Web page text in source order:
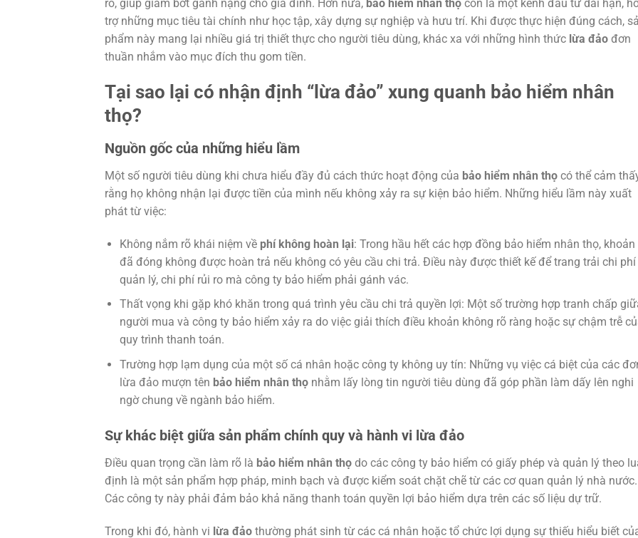
ro, giúp giảm bớt gánh nặng cho gia đình. Hơn nữa, bảo hiểm nhân thọ còn là một kênh đầu tư dài hạn,
trợ những mục tiêu tài chính như học tập, xây dựng sự nghiệp và hưu trí. Khi được thực hiện đúng cách,
phẩm này mang lại nhiều giá trị thiết thực cho người tiêu dùng, khác xa với những hình thức lừa đảo đơn
thuần nhắm vào mục đích thu gom tiền.
Tại sao lại có nhận định “lừa đảo” xung quanh bảo hiểm nhân
thọ?
Nguồn gốc của những hiểu lầm
Một số người tiêu dùng khi chưa hiểu đầy đủ cách thức hoạt động của bảo hiểm nhân thọ có thể cảm
rằng họ không nhận lại được tiền của mình nếu không xảy ra sự kiện bảo hiểm. Những hiểu lầm này xuất
phát từ việc:
Không nắm rõ khái niệm về phí không hoàn lại: Trong hầu hết các hợp đồng bảo hiểm nhân thọ, khoản
đã đóng không được hoàn trả nếu không có yêu cầu chi trả. Điều này được thiết kế để trang trải chi phí
quản lý, chi phí rủi ro mà công ty bảo hiểm phải gánh vác.
Thất vọng khi gặp khó khăn trong quá trình yêu cầu chi trả quyền lợi: Một số trường hợp tranh chấp
người mua và công ty bảo hiểm xảy ra do việc giải thích điều khoản không rõ ràng hoặc sự chậm trễ
quy trình thanh toán.
Trường hợp lạm dụng của một số cá nhân hoặc công ty không uy tín: Những vụ việc cá biệt của các
lừa đảo mượn tên bảo hiểm nhân thọnhằm lấy lòng tin người tiêu dùng đã góp phần làm dấy lên nghi
ngờ chung về ngành bảo hiểm.
Sự khác biệt giữa sản phẩm chính quy và hành vi lừa đảo
Điều quan trọng cần làm rõ là bảo hiểm nhân thọ do các công ty bảo hiểm có giấy phép và quản lý theo
định là một sản phẩm hợp pháp, minh bạch và được kiểm soát chặt chẽ từ các cơ quan quản lý nhà nước.
Các công ty này phải đảm bảo khả năng thanh toán quyền lợi bảo hiểm dựa trên các số liệu dự trữ.
Trong khi đó, hành vi lừa đảo thường phát sinh từ các cá nhân hoặc tổ chức lợi dụng sự thiếu hiểu biết